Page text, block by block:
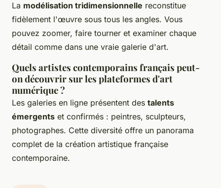
La modélisation tridimensionnelle reconstitue
fidèlement l'œuvre sous tous les angles. Vous
pouvez zoomer, faire tourner et examiner chaque
détail comme dans une vraie galerie d'art.
Quels artistes contemporains français peut-
on découvrir sur les plateformes d'art
numérique ?
Les galeries en ligne présentent des talents
émergents et confirmés : peintres, sculpteurs,
photographes. Cette diversité offre un panorama
complet de la création artistique française
contemporaine.